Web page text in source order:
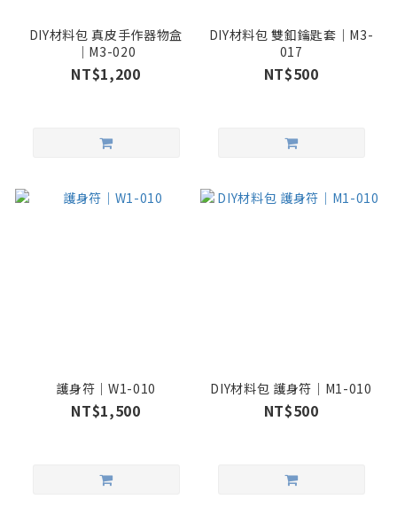
DIY材料包 真皮手作器物盒
｜M3-020
NT$1,200
DIY材料包 雙釦鑰匙套｜M3-
017
NT$500
護身符｜W1-010
NT$1,500
DIY材料包 護身符｜M1-010
NT$500